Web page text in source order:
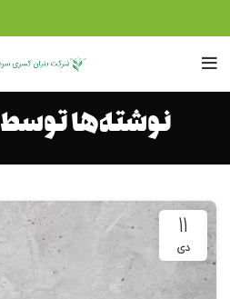
نوشته‌ها توسط
11
دی